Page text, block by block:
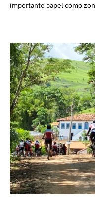
importante papel como